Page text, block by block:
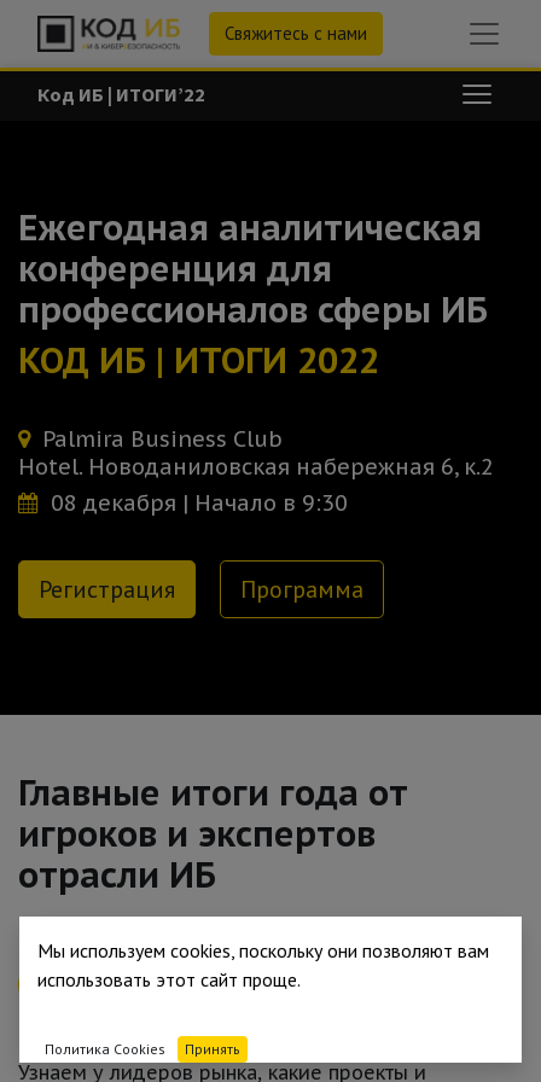
Свяжитесь с нами
Код ИБ | ИТОГИ’22
Ежегодная аналитическая
конференция для
профессионалов сферы ИБ
КОД ИБ | ИТОГИ 2022
Palmira Business Club
Hotel. Новоданиловская набережная 6, к.2
08 декабря | Начало в 9:30
Регистрация Программа
Главные итоги года от
игроков и экспертов
отрасли ИБ
Итоги от вендоров и интеграторов
Узнаем у лидеров рынка, какие проекты и
Мы используем cookies, поскольку они позволяют вам
использовать этот сайт проще.
Политика Cookies Принять